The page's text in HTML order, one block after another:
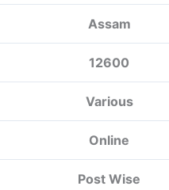
Assam
12600
Various
Online
Post Wise